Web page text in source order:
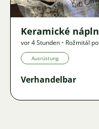
Keramické
vor 4 Stunden • Rožmitál
Ausrüstung
Verhandelbar